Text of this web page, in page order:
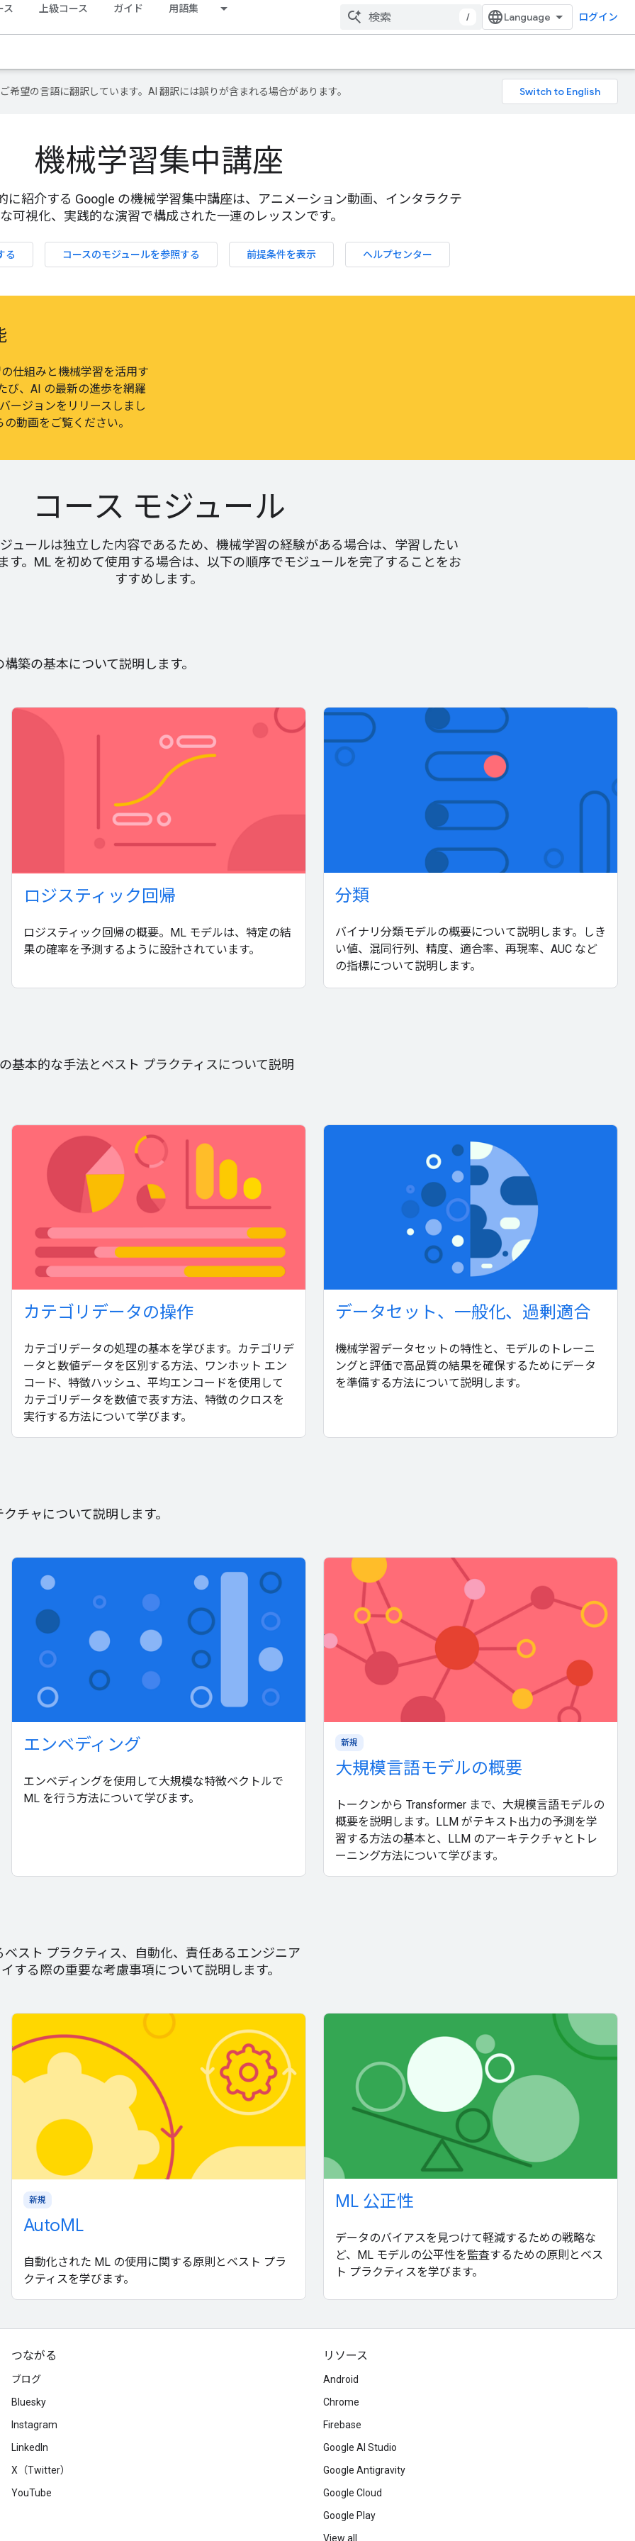
ス 上級コース ガイド 用語集
/ ログイン
希望の言語に翻訳しています。AI 翻訳には誤りが含まれる場合があります。
機械学習集中講座
に紹介する Google の機械学習集中講座は、アニメーション動画、インタラクテ
可視化、実践的な演習で構成された一連のレッスンです。
る コースのモジュールを参照する 前提条件を表示 ヘルプセンター
仕組みと機械学習を活用す
び、AI の最新の進歩を網羅
ージョンをリリースしまし
動画をご覧ください。
コース モジュール
ュールは独立した内容であるため、機械学習の経験がある場合は、学習したい
す。ML を初めて使用する場合は、以下の順序でモジュールを完了することをお
すすめします。
築の基本について説明します。
ロジスティック回帰
ロジスティック回帰の概要。ML モデルは、特定の結
果の確率を予測するように設計されています。
分類
バイナリ分類モデルの概要について説明します。しき
い値、混同行列、精度、適合率、再現率、AUC など
の指標について説明します。
基本的な手法とベスト プラクティスについて説明
カテゴリデータの操作
カテゴリデータの処理の基本を学びます。カテゴリデ
ータと数値データを区別する方法、ワンホット エン
コード、特徴ハッシュ、平均エンコードを使用して
カテゴリデータを数値で表す方法、特徴のクロスを
実行する方法について学びます。
データセット、一般化、過剰適合
機械学習データセットの特性と、モデルのトレーニ
ングと評価で高品質の結果を確保するためにデータ
を準備する方法について説明します。
チャについて説明します。
エンベディング
エンベディングを使用して大規模な特徴ベクトルで
ML を行う方法について学びます。
新規
大規模言語モデルの概要
トークンから Transformer まで、大規模言語モデルの
概要を説明します。LLM がテキスト出力の予測を学
習する方法の基本と、LLM のアーキテクチャとトレ
ーニング方法について学びます。
スト プラクティス、自動化、責任あるエンジニア
する際の重要な考慮事項について説明します。
新規
AutoML
自動化された ML の使用に関する原則とベスト プラ
クティスを学びます。
ML 公正性
データのバイアスを見つけて軽減するための戦略な
ど、ML モデルの公平性を監査するための原則とベス
ト プラクティスを学びます。
つながる
ブログ
Bluesky
Instagram
LinkedIn
X（Twitter）
YouTube
リソース
Android
Chrome
Firebase
Google AI Studio
Google Antigravity
Google Cloud
Google Play
View all